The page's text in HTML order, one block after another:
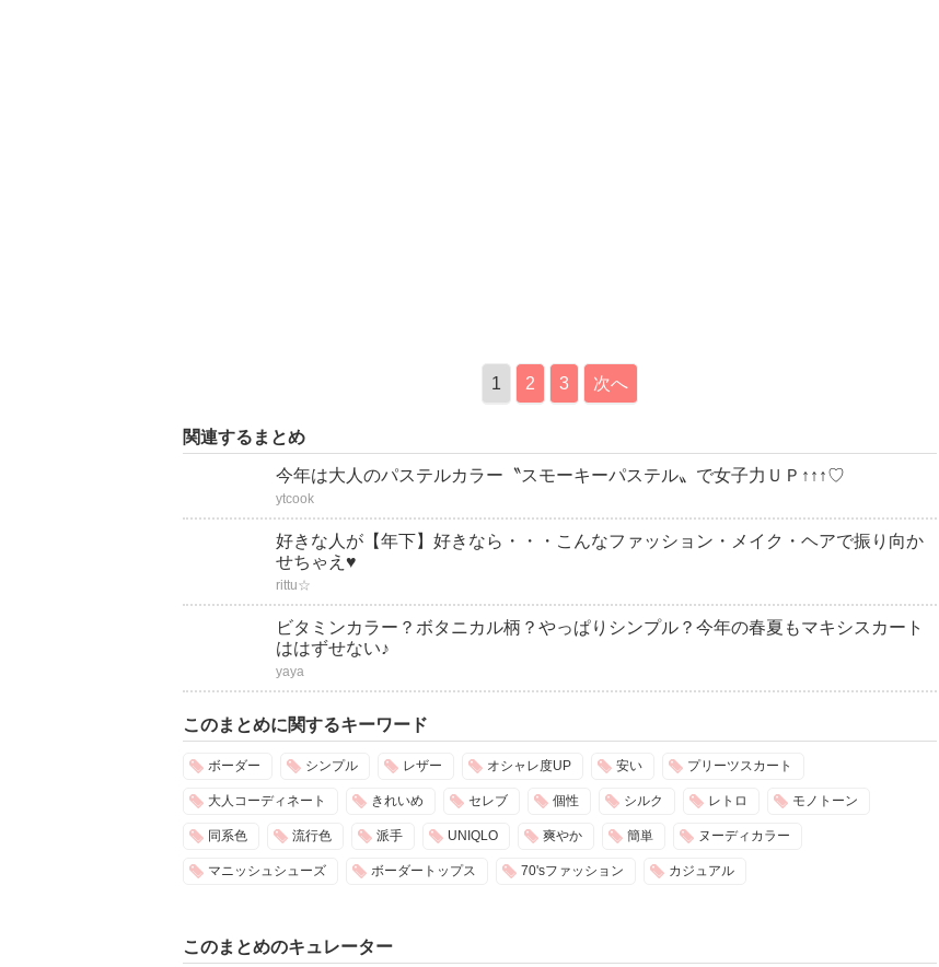
1 2 3 次へ
関連するまとめ
今年は大人のパステルカラー〝スモーキーパステル〟で女子力ＵＰ↑↑↑♡
ytcook
好きな人が【年下】好きなら・・・こんなファッション・メイク・ヘアで振り向か
せちゃえ♥
rittu☆
ビタミンカラー？ボタニカル柄？やっぱりシンプル？今年の春夏もマキシスカート
ははずせない♪
yaya
このまとめに関するキーワード
ボーダー シンプル レザー オシャレ度UP 安い プリーツスカート
大人コーディネート きれいめ セレブ 個性 シルク レトロ モノトーン
同系色 流行色 派手 UNIQLO 爽やか 簡単 ヌーディカラー
マニッシュシューズ ボーダートップス 70'sファッション カジュアル
このまとめのキュレーター